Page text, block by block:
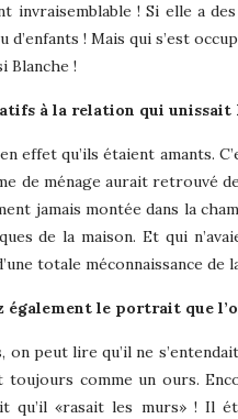
invraisemblable ! Si elle a
d’enfants ! Mais qui s’est
Blanche !
à la relation qui unissait
effet qu’ils étaient amants.
de ménage aurait retrouvé
jamais montée dans la
de la maison. Et qui
totale méconnaissance de
également le portrait que
on peut lire qu’il ne
comme un ours.
qu’il «rasait les murs» ! Il